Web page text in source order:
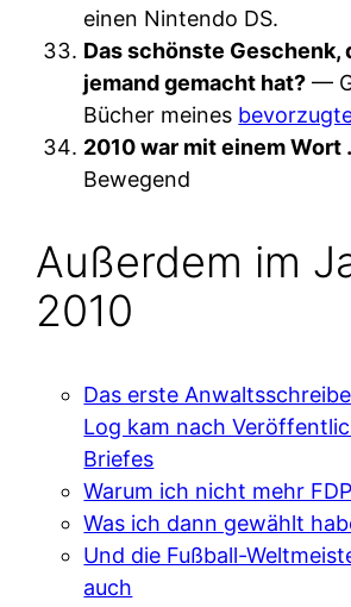
einen Nintendo DS.
Das schönste Geschenk,
jemand gemacht hat? —
Bücher meines
2010 war mit einem Wort
Bewegend
Außerdem im
2010
Das erste
Log kam nach
Briefes
Warum ich nicht mehr
Was ich dann gewählt
Und die Fußball-
auch